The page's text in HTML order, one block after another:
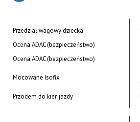
Przedział wagowy dziecka
Ocena ADAC (bezpieczeństwo)
Ocena ADAC (bezpieczeństwo)
Mocowane Isofix
Przodem do kier. jazdy